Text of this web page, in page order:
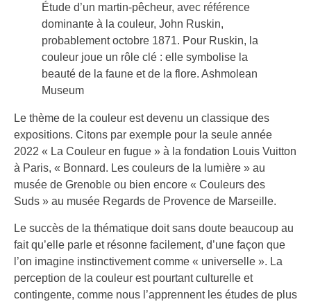
Étude d’un martin-pêcheur, avec référence
dominante à la couleur, John Ruskin,
probablement octobre 1871. Pour Ruskin, la
couleur joue un rôle clé : elle symbolise la
beauté de la faune et de la flore. Ashmolean
Museum
Le thème de la couleur est devenu un classique des
expositions. Citons par exemple pour la seule année
2022 « La Couleur en fugue » à la fondation Louis Vuitton
à Paris, « Bonnard. Les couleurs de la lumière » au
musée de Grenoble ou bien encore « Couleurs des
Suds » au musée Regards de Provence de Marseille.
Le succès de la thématique doit sans doute beaucoup au
fait qu’elle parle et résonne facilement, d’une façon que
l’on imagine instinctivement comme « universelle ». La
perception de la couleur est pourtant culturelle et
contingente, comme nous l’apprennent les études de plus